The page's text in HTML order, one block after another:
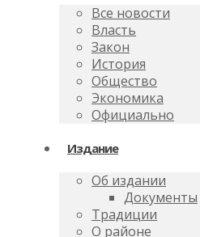
Все новости
Власть
Закон
История
Общество
Экономика
Официально
Издание
Об издании
Документы
Традиции
О районе